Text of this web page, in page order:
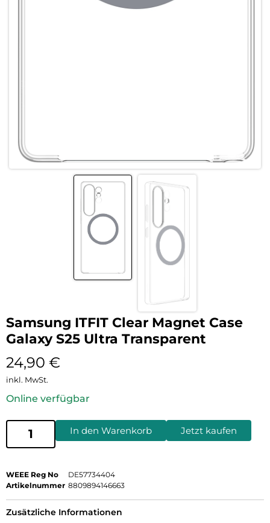
Samsung ITFIT Clear Magnet Case
Galaxy S25 Ultra Transparent
24,90 €
inkl. MwSt.
Online verfügbar
In den Warenkorb Jetzt kaufen
WEEE Reg No
DE57734404
Artikelnummer 8809894146663
Zusätzliche Informationen